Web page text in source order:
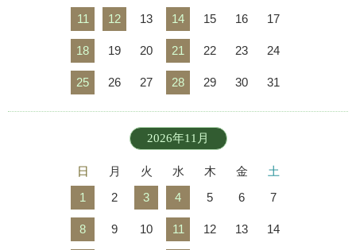
11 12 13 14 15 16 17
18 19 20 21 22 23 24
25 26 27 28 29 30 31
2026年11月
日 月 火 水 木 金
土
1
2 3 4 5 6 7
8 9 10 11 12 13 14